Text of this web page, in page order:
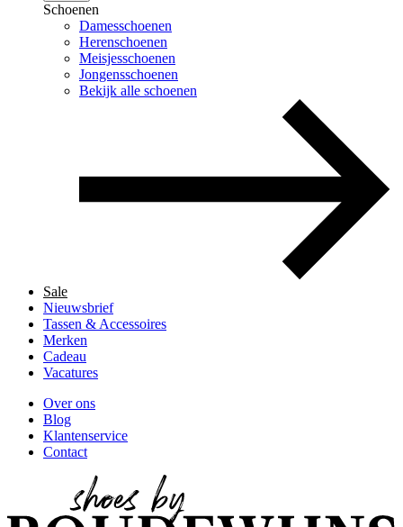
Schoenen
Damesschoenen
Herenschoenen
Meisjesschoenen
Jongensschoenen
Bekijk alle schoenen
Sale
Nieuwsbrief
Tassen & Accessoires
Merken
Cadeau
Vacatures
Over ons
Blog
Klantenservice
Contact